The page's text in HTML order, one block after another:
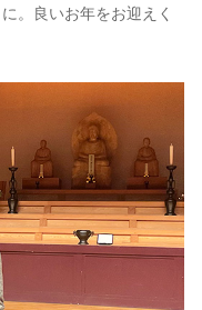
。良いお年をお迎えく